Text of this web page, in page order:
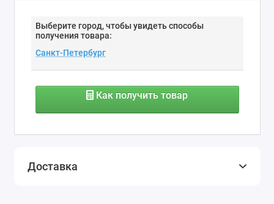
Выберите город, чтобы увидеть способы
получения товара:
Как получить товар
Доставка